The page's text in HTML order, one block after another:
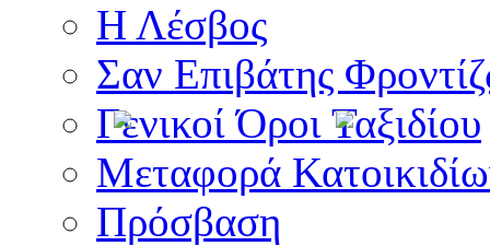
Η Λέσβος
Σαν Επιβάτης
Γενικοί Όροι Ταξιδίου
Μεταφορά
Πρόσβαση